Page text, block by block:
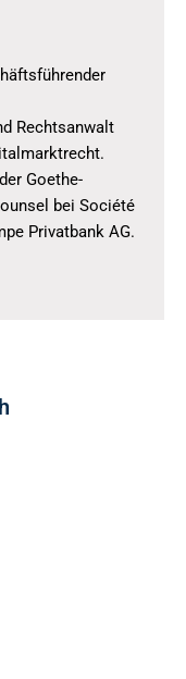
Rechtsanwalt
Goethe-
bei Société
Privatbank AG.